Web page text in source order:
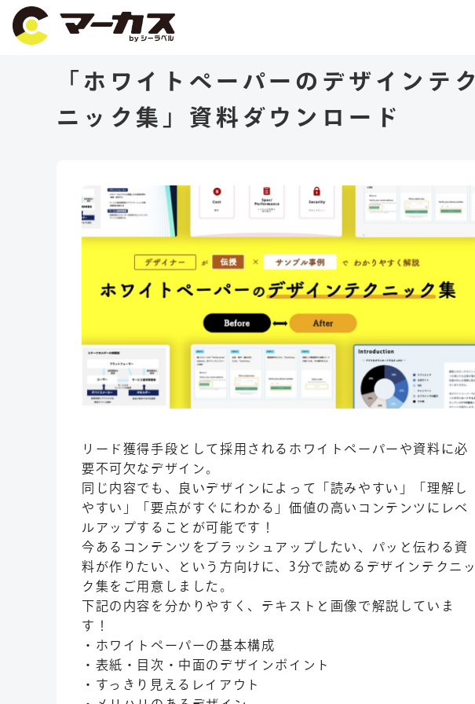
「ホワイトペーパーのデザインテク
ニック集」資料ダウンロード
リード獲得手段として採用されるホワイトペーパーや資料に必
要不可欠なデザイン。
同じ内容でも、良いデザインによって「読みやすい」「理解し
やすい」「要点がすぐにわかる」価値の高いコンテンツにレベ
ルアップすることが可能です！
今あるコンテンツをブラッシュアップしたい、パッと伝わる資
料が作りたい、という方向けに、3分で読めるデザインテクニッ
ク集をご用意しました。
下記の内容を分かりやすく、テキストと画像で解説していま
す！
・ホワイトペーパーの基本構成
・表紙・目次・中面のデザインポイント
・すっきり見えるレイアウト